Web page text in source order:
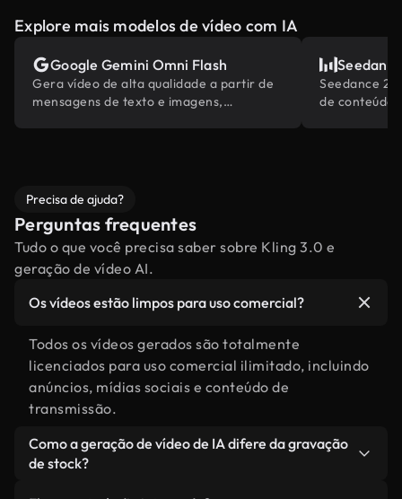
Explore mais modelos de vídeo com IA
Google Gemini Omni Flash
Gera vídeo de alta qualidade a partir de
mensagens de texto e imagens,
Seedance
de conteúdo
Precisa de ajuda?
Perguntas frequentes
Tudo o que você precisa saber sobre Kling 3.0 e
geração de vídeo AI.
Os vídeos estão limpos para uso comercial?
Todos os vídeos gerados são totalmente
licenciados para uso comercial ilimitado, incluindo
anúncios, mídias sociais e conteúdo de
transmissão.
Como a geração de vídeo de IA difere da gravação
de stock?